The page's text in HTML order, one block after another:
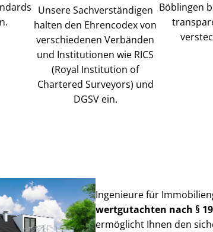
Unsere Sach­ver­stän­di­gen
halten den Ehrencodex von
verschiedenen Verbänden
und Institutionen wie RICS
(Royal Institution of
Chartered Surveyors) und
DGSV ein.
Böblingen
Ingenieure für
wert­gut­ach­ten nach §
ermöglicht Ihnen den